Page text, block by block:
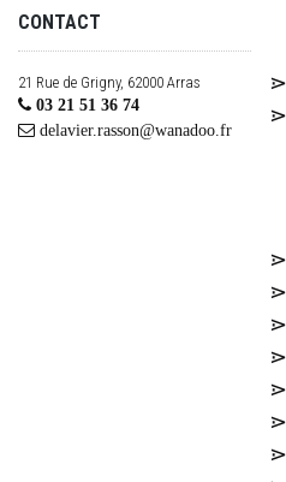
CONTACT
21 Rue de Grigny, 62000 Arras
03 21 51 36 74
delavier.rasson@wanadoo.fr